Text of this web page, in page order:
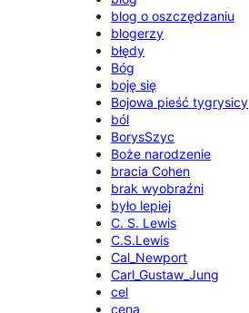
blog o oszczędzaniu
blogerzy
błędy
Bóg
boję się
Bojowa pieść tygrysicy
ból
BorysSzyc
Boże narodzenie
bracia Cohen
brak wyobraźni
było lepiej
C. S. Lewis
C.S.Lewis
Cal_Newport
Carl_Gustaw_Jung
cel
cena